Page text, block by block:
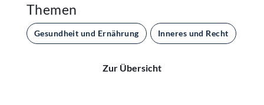
Themen
Gesundheit und Ernährung Inneres und Recht
Zur Übersicht